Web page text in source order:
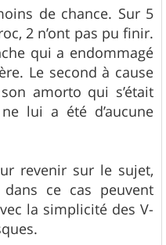
de chance. Sur 5
2 n’ont pas pu finir.
qui a endommagé
Le second à cause
amorto qui s’était
lui a été d’aucune
revenir sur le sujet,
ce cas peuvent
la simplicité des V-